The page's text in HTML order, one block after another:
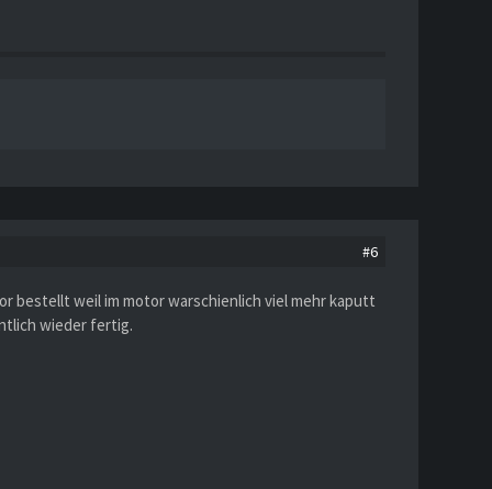
#6
bestellt weil im motor warschienlich viel mehr kaputt
wieder fertig.